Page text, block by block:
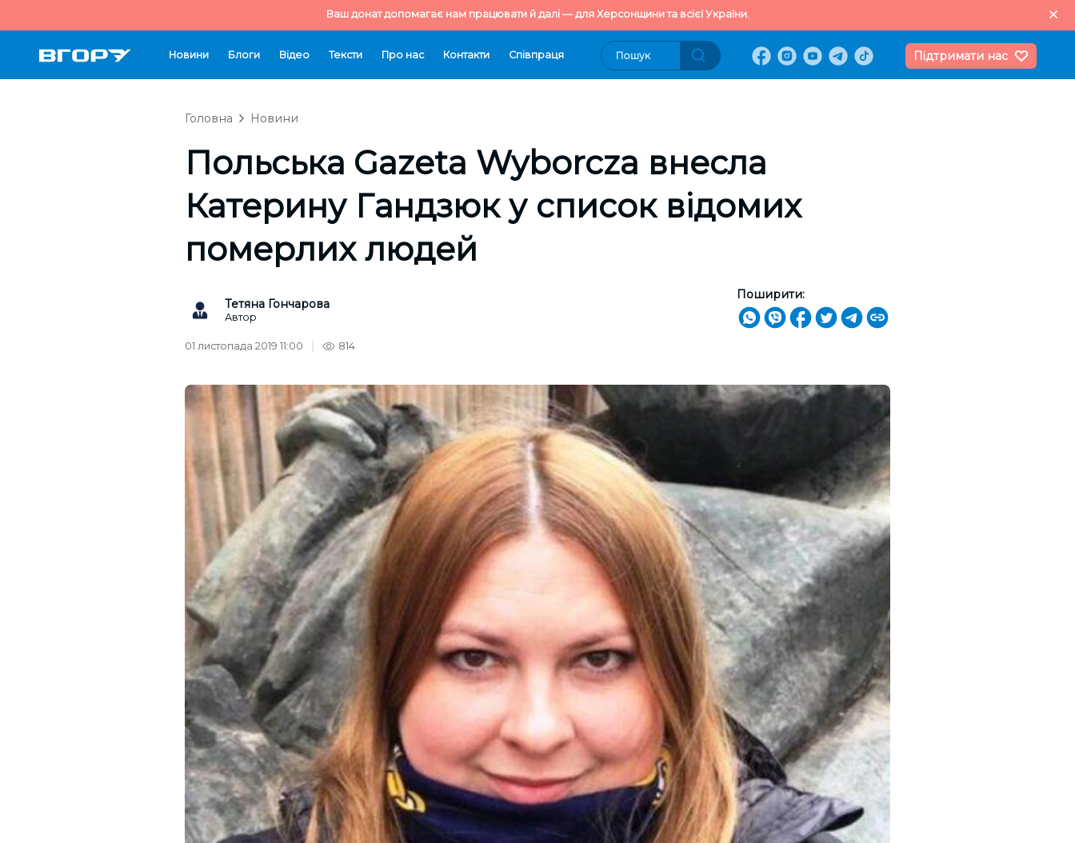
Ваш донат допомагає нам працювати й далі — для Херсонщини та всієї України.
Новини Блоги Відео Тексти Про нас Контакти Cпівпраця Підтримати нас
Головна Новини
Польська Gazeta Wyborcza внесла
Катерину Гандзюк у список відомих
померлих людей
Тетяна Гончарова
Автор
Поширити:
01 листопада 2019 11:00 814